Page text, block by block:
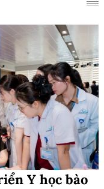
Y học bào